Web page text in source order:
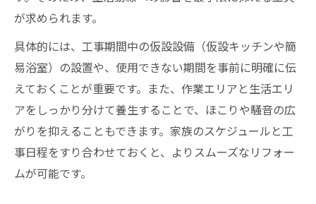
が求められます。
具体的には、工事期間中の仮設設備（仮設キッチンや簡
易浴室）の設置や、使用できない期間を事前に明確に伝
えておくことが重要です。また、作業エリアと生活エリ
アをしっかり分けて養生することで、ほこりや騒音の広
がりを抑えることもできます。家族のスケジュールと工
事日程をすり合わせておくと、よりスムーズなリフォー
ムが可能です。